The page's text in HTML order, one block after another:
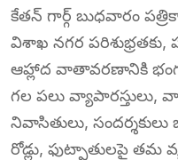
కేతన్ గార్గ్ బుధవారం
విశాఖ నగర
ఆహ్లాద వాతావరణానికి
గల పలు
నివాసితులు,
రోడ్లు, ఫుట్పాతులపై తమ